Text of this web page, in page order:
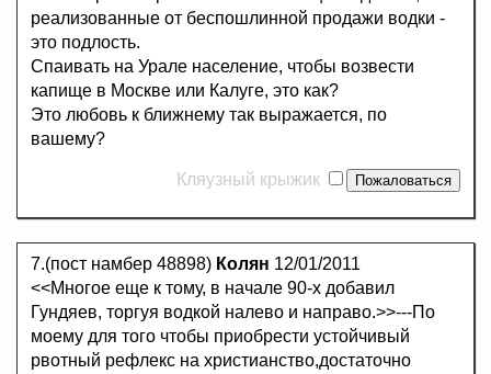
реализованные от беспошлинной продажи водки -
это подлость.
Спаивать на Урале население, чтобы возвести
капище в Москве или Калуге, это как?
Это любовь к ближнему так выражается, по
вашему?
Кляузный крыжик
7.(пост намбер 48898) Колян 12/01/2011
<<Многое еще к тому, в начале 90-х добавил
Гундяев, торгуя водкой налево и направо.>>---По
моему для того чтобы приобрести устойчивый
рвотный рефлекс на христианство,достаточно